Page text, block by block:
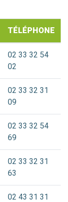
TÉLÉPHONE
02 33 32 54
02
02 33 32 31
09
02 33 32 54
69
02 33 32 31
63
02 43 31 31